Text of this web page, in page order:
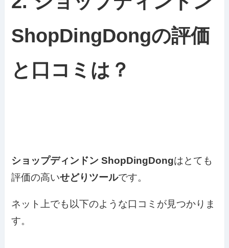
ShopDingDongの評価
と口コミは？
ショップディンドン ShopDingDongはとても
評価の高いせどりツールです。
ネット上でも以下のような口コミが見つかりま
す。